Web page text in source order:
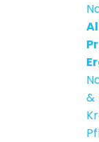
&